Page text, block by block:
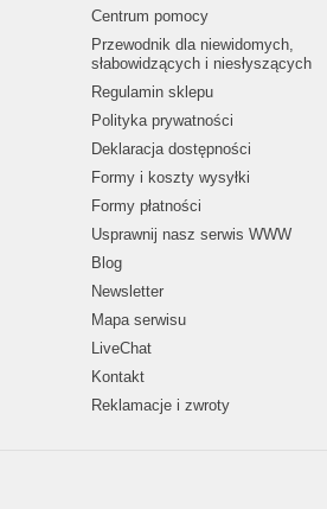
Centrum pomocy
Przewodnik dla niewidomych,
słabowidzących i niesłyszących
Regulamin sklepu
Polityka prywatności
Deklaracja dostępności
Formy i koszty wysyłki
Formy płatności
Usprawnij nasz serwis WWW
Blog
Newsletter
Mapa serwisu
LiveChat
Kontakt
Reklamacje i zwroty